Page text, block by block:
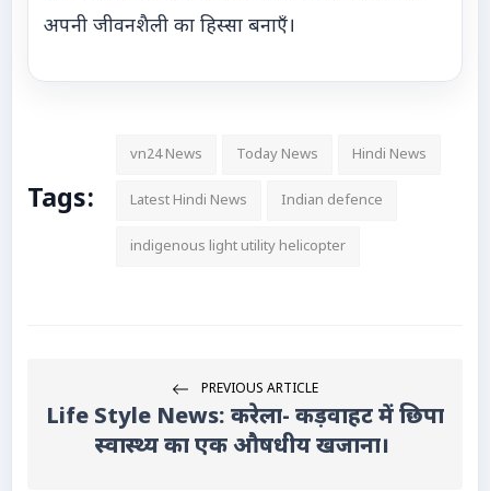
अपनी जीवनशैली का हिस्सा बनाएँ।
Tags:
vn24 News Today News Hindi News
Latest Hindi News Indian defence
indigenous light utility helicopter
PREVIOUS ARTICLE
Life Style News: करेला- कड़वाहट में छिपा
स्वास्थ्य का एक औषधीय खजाना।